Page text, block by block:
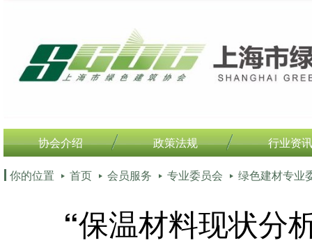
协会介绍 政策法规 行业资
你的位置 首页 会员服务 专业委员会 绿色建材专业
“保温材料现状分